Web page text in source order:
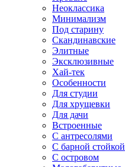
Неоклассика
Минимализм
Под старину
Скандинавские
Элитные
Эксклюзивные
Хай-тек
Особенности
Для студии
Для хрущевки
Для дачи
Встроенные
С антресолями
С барной стойкой
С островом